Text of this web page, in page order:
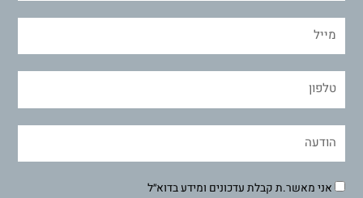
אני מאשר.ת קבלת עדכונים ומידע בדוא״ל